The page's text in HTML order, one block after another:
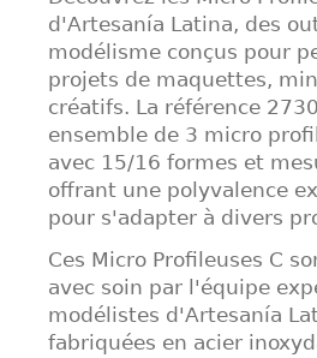
d'Artesanía Latina, des
modélisme conçus pour
projets de maquettes,
créatifs. La référence
ensemble de 3 micro
avec 15/16 formes et
offrant une polyvalence
pour s'adapter à divers
Ces Micro Profileuses C
avec soin par l'équipe
modélistes d'Artesanía
fabriquées en acier